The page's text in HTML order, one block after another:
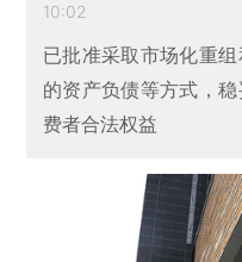
10:02
已批准采取市场化重
的资产负债等方式，
费者合法权益